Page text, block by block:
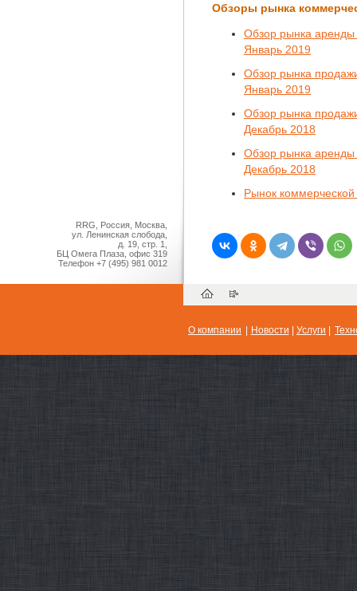
Обзоры рынка
Обзор рынка аренды
Январь 2019
Обзор рынка
Январь 2019
Обзор рынка
Декабрь 2018
Обзор рынка аренды
Декабрь 2018
Рынок
RRG, Россия, Москва,
ул. Ленинская слобода,
д. 19, стр. 1,
БЦ Омега Плаза, офис 319
Телефон +7 (495) 981 0012
О компании Новости Услуги